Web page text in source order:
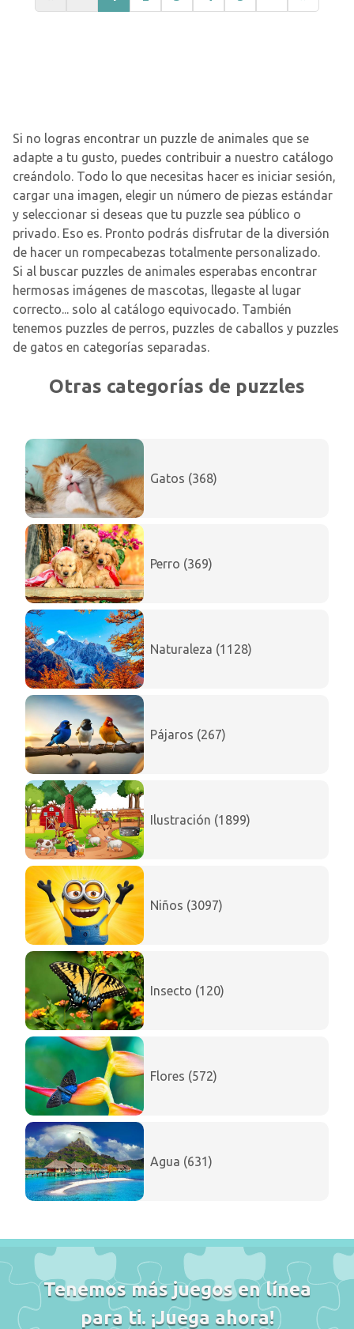
Si no logras encontrar un puzzle de animales que se
adapte a tu gusto, puedes contribuir a nuestro catálogo
creándolo. Todo lo que necesitas hacer es iniciar sesión,
cargar una imagen, elegir un número de piezas estándar
y seleccionar si deseas que tu puzzle sea público o
privado. Eso es. Pronto podrás disfrutar de la diversión
de hacer un rompecabezas totalmente personalizado.
Si al buscar puzzles de animales esperabas encontrar
hermosas imágenes de mascotas, llegaste al lugar
correcto... solo al catálogo equivocado. También
tenemos puzzles de perros, puzzles de caballos y puzzles
de gatos en categorías separadas.
Otras categorías de puzzles
Gatos (368)
Perro (369)
Naturaleza (1128)
Pájaros (267)
Ilustración (1899)
Niños (3097)
Insecto (120)
Flores (572)
Agua (631)
Tenemos más juegos en línea
para ti. ¡Juega ahora!